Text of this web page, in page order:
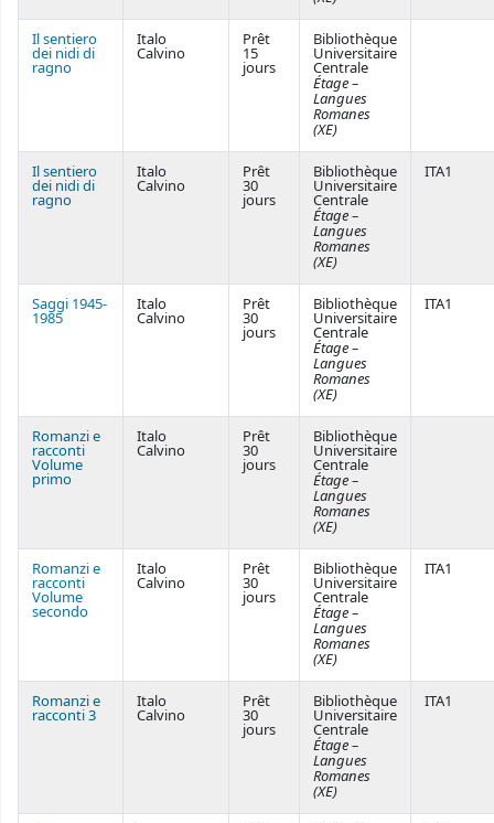
Il sentiero
dei nidi di
ragno
Italo
Calvino
Prêt
15
jours
Bibliothèque
Universitaire
Centrale
Étage –
Langues
Romanes
(XE)
Il sentiero
dei nidi di
ragno
Italo
Calvino
Prêt
30
jours
Bibliothèque
Universitaire
Centrale
Étage –
Langues
Romanes
(XE)
ITA1
Saggi 1945-
1985
Italo
Calvino
Prêt
30
jours
Bibliothèque
Universitaire
Centrale
Étage –
Langues
Romanes
(XE)
ITA1
Romanzi e
racconti
Volume
primo
Italo
Calvino
Prêt
30
jours
Bibliothèque
Universitaire
Centrale
Étage –
Langues
Romanes
(XE)
Romanzi e
racconti
Volume
secondo
Italo
Calvino
Prêt
30
jours
Bibliothèque
Universitaire
Centrale
Étage –
Langues
Romanes
(XE)
ITA1
Romanzi e
racconti 3
Italo
Calvino
Prêt
30
jours
Bibliothèque
Universitaire
Centrale
Étage –
Langues
Romanes
(XE)
ITA1